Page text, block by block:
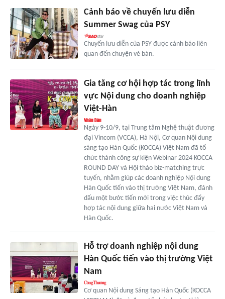
Cảnh báo về chuyến lưu diễn
Summer Swag của PSY
Chuyến lưu diễn của PSY được cảnh báo liên
quan đến chuyện vé bán.
Gia tăng cơ hội hợp tác trong lĩnh
vực Nội dung cho doanh nghiệp
Việt-Hàn
Ngày 9-10/9, tại Trung tâm Nghệ thuật đương
đại Vincom (VCCA), Hà Nội, Cơ quan Nội dung
sáng tạo Hàn Quốc (KOCCA) Việt Nam đã tổ
chức thành công sự kiện Webinar 2024 KOCCA
ROUND DAY và Hội thảo biz-matching trực
tuyến, nhằm giúp các doanh nghiệp Nội dung
Hàn Quốc tiến vào thị trường Việt Nam, đánh
dấu một bước tiến mới trong việc thúc đẩy
hợp tác nội dung giữa hai nước Việt Nam và
Hàn Quốc.
Hỗ trợ doanh nghiệp nội dung
Hàn Quốc tiến vào thị trường Việt
Nam
Cơ quan Nội dung Sáng tạo Hàn Quốc (KOCCA